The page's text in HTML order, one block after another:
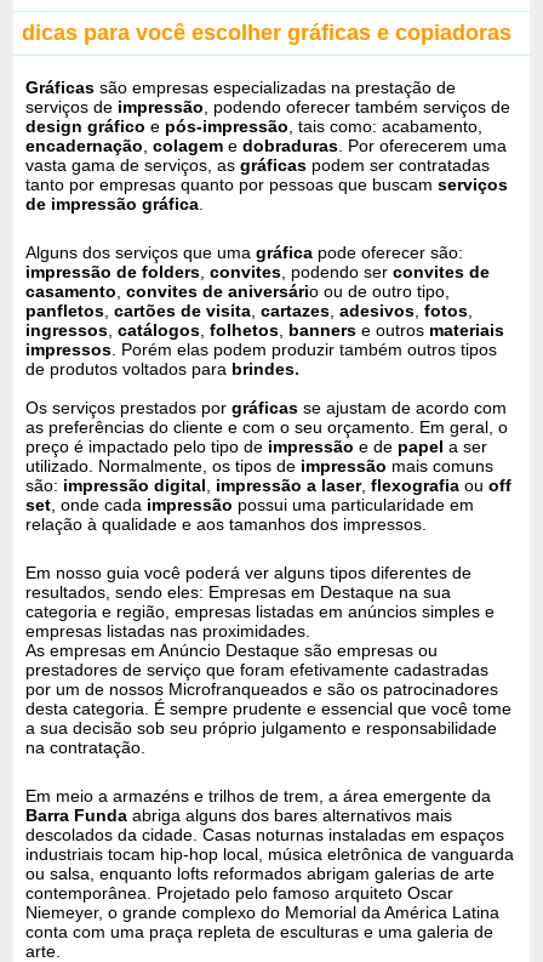
dicas para você escolher gráficas e copiadoras
Gráficassão empresas especializadas na prestação de
serviços de impressão , podendo oferecer também serviços de
design gráfico e pós-impressão , tais como: acabamento,
encadernação ,colagemedobraduras . Por oferecerem uma
vasta gama de serviços, asgráficas podem ser contratadas
tanto por empresas quanto por pessoas que buscam serviços
de impressão gráfica
Alguns dos serviços que umagráfica pode oferecer são:
impressão de folders ,convites , podendo serconvites de
casamento ,convites de aniversário ou de outro tipo,
panfletos ,cartões de visita ,cartazes ,adesivos ,fotos
ingressos ,catálogos ,folhetos bannerse outros materiais
impressos . Porém elas podem produzir também outros tipos
de produtos voltados para brindes.
Os serviços prestados porgráficasse ajustam de acordo com
as preferências do cliente e com o seu orçamento. Em geral, o
preço é impactado pelo tipo de impressãoe de papela ser
utilizado. Normalmente, os tipos de impressão mais comuns
são: impressão digital impressão a laser, flexografiaouoff
set , onde cada impressão possui uma particularidade em
relação à qualidade e aos tamanhos dos impressos.
Em nosso guia você poderá ver alguns tipos diferentes de
resultados, sendo eles: Empresas em Destaque na sua
categoria e região, empresas listadas em anúncios simples e
empresas listadas nas proximidades.
As empresas em Anúncio Destaque são empresas ou
prestadores de serviço que foram efetivamente cadastradas
por um de nossos Microfranqueados e são os patrocinadores
desta categoria. É sempre prudente e essencial que você tome
a sua decisão sob seu próprio julgamento e responsabilidade
na contratação.
Em meio a armazéns e trilhos de trem, a área emergente da
Barra Funda abriga alguns dos bares alternativos mais
descolados da cidade. Casas noturnas instaladas em espaços
industriais tocam hip-hop local, música eletrônica de vanguarda
ou salsa, enquanto lofts reformados abrigam galerias de arte
contemporânea. Projetado pelo famoso arquiteto Oscar
Niemeyer, o grande complexo do Memorial da América Latina
conta com uma praça repleta de esculturas e uma galeria de
arte.